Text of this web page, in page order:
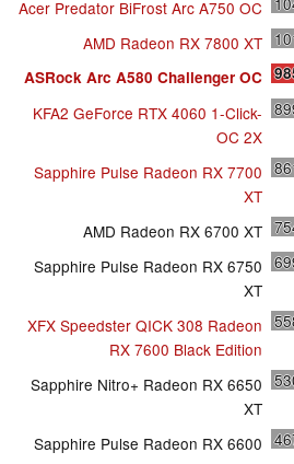
Acer Predator BiFrost Arc A750 OC
AMD Radeon RX 7800 XT
ASRock Arc A580 Challenger OC
KFA2 GeForce RTX 4060 1-Click-
OC 2X
Sapphire Pulse Radeon RX 7700
XT
AMD Radeon RX 6700 XT
Sapphire Pulse Radeon RX 6750
XT
XFX Speedster QICK 308 Radeon
RX 7600 Black Edition
Sapphire Nitro+ Radeon RX 6650
XT
Sapphire Pulse Radeon RX 6600